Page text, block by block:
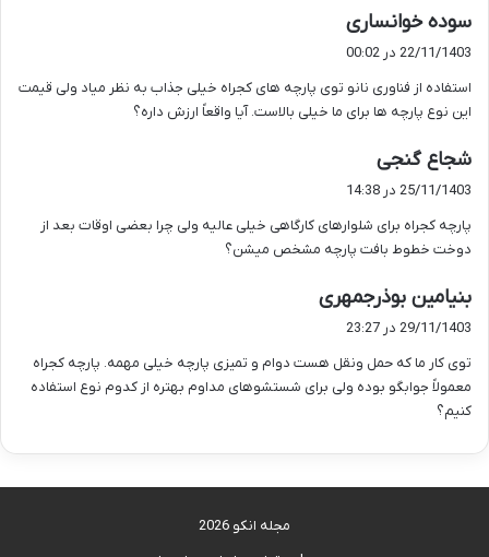
سوده خوانساری
22/11/1403 در 00:02
استفاده از فناوری نانو توی پارچه های کجراه خیلی جذاب به نظر میاد ولی قیمت
این نوع پارچه ها برای ما خیلی بالاست. آیا واقعاً ارزش داره؟
شجاع گنجی
ف
25/11/1403 در 14:38
پارچه کجراه برای شلوارهای کارگاهی خیلی عالیه ولی چرا بعضی اوقات بعد از
دوخت خطوط بافت پارچه مشخص میشن؟
بنیامین بوذرجمهری
:
29/11/1403 در 23:27
توی کار ما که حمل ونقل هست دوام و تمیزی پارچه خیلی مهمه. پارچه کجراه
معمولاً جوابگو بوده ولی برای شستشوهای مداوم بهتره از کدوم نوع استفاده
کنیم؟
مجله انکو 2026